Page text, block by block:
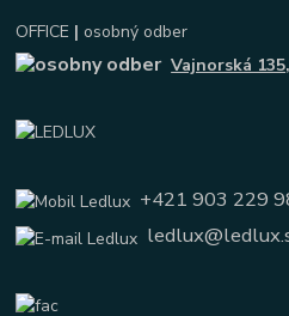
OFFICE | osobný odber
Vajnorská 135
+421 903 229